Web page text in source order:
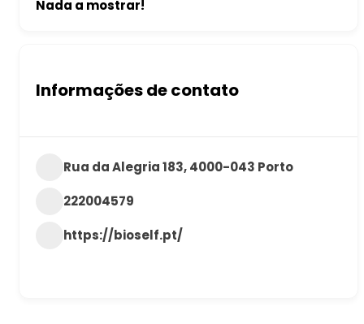
Nada a mostrar!
Informações de contato
Rua da Alegria 183, 4000-043 Porto
222004579
https://bioself.pt/